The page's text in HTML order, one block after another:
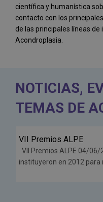
científica y humanística
contacto con los
de las principales líneas
Acondroplasia.
NOTICIAS,
TEMAS DE
Jun
26
VII Premios ALPE
VII Premios ALPE 04/06/
instituyeron en 2012 para